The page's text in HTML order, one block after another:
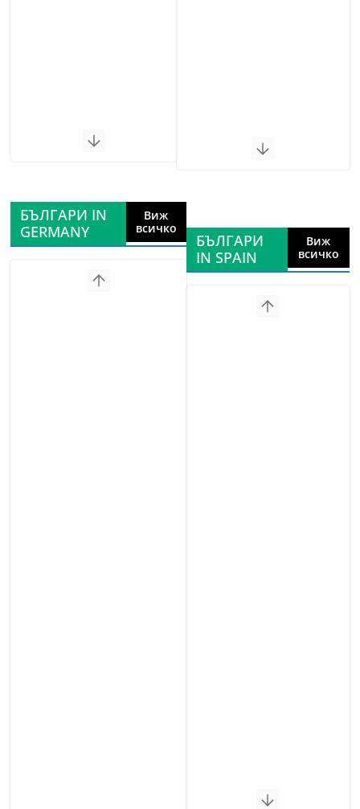
БЪЛГАРИ IN
GERMANY
Виж
всичко
БЪЛГАРИ
IN SPAIN
Виж
всичко